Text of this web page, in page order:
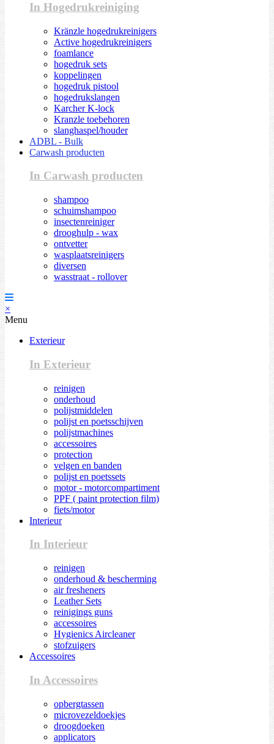
In Hogedrukreiniging
Kränzle hogedrukreinigers
Active hogedrukreinigers
foamlance
hogedruk sets
koppelingen
hogedruk pistool
hogedrukslangen
Karcher K-lock
Kranzle toebehoren
slanghaspel/houder
ADBL - Bulk
Carwash producten
In Carwash producten
shampoo
schuimshampoo
insectenreiniger
drooghulp - wax
ontvetter
wasplaatsreinigers
diversen
wasstraat - rollover
×
Menu
Exterieur
In Exterieur
reinigen
onderhoud
polijstmiddelen
polijst en poetsschijven
polijstmachines
accessoires
protection
velgen en banden
polijst en poetssets
motor - motorcompartiment
PPF ( paint protection film)
fiets/motor
Interieur
In Interieur
reinigen
onderhoud & bescherming
air fresheners
Leather Sets
reinigings guns
accessoires
Hygienics Aircleaner
stofzuigers
Accessoires
In Accessoires
opbergtassen
microvezeldoekjes
droogdoeken
applicators